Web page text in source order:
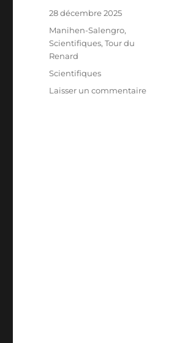
Publié
28 décembre 2025
Catégories
Manihen-Salengro,
Scientifiques,Tour du
Renard
Étiquettes
Scientifiques
Laisser un commentairesur